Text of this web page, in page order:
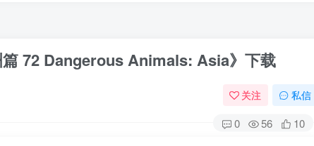
72 Dangerous Animals: Asia》下载
关注 私信
0 56 10